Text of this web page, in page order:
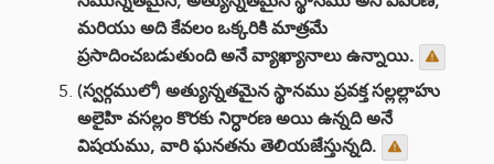
మరియు అది కేవలం ఒక్కరికి మాత్రమే
ప్రసాదించబడుతుంది అనే వ్యాఖ్యానాలు ఉన్నాయి.
(స్వర్గములో) అత్యున్నతమైన స్థానము ప్రవక్త సల్లల్లాహు
అలైహి వసల్లం కొరకు నిర్ధారణ అయి ఉన్నది అనే
విషయము, వారి ఘనతను తెలియజేస్తున్నది.